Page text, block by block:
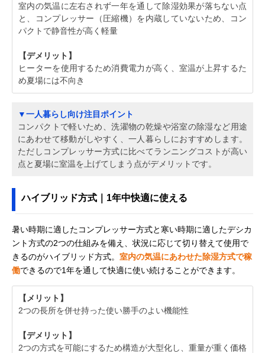
室内の気温に左右されず一年を通して除湿効果が落ちない点
と、コンプレッサー（圧縮機）を内蔵していないため、コン
パクトで静音性が高く軽量
【デメリット】
ヒーターを使用するため消費電力が高く、室温が上昇するた
め夏場には不向き
▼一人暮らし向け注目ポイント
コンパクトで軽いため、洗濯物の乾燥や浴室の除湿など用途
にあわせて移動がしやすく、一人暮らしにおすすめします。
ただしコンプレッサー方式に比べてランニングコストが高い
点と夏場に室温を上げてしまう点がデメリットです。
ハイブリッド方式｜1年中快適に使える
暑い時期に適したコンプレッサー方式と寒い時期に適したデシカ
ント方式の2つの仕組みを備え、状況に応じて切り替えて使用で
きるのがハイブリッド方式。 室内の気温にあわせた除湿方式で稼
働できるので1年を通して快適に使い続けることができます。
【メリット】
2つの長所を併せ持った使い勝手のよい機能性
【デメリット】
2つの方式を可能にするため構造が大型化し、重量が重く価格